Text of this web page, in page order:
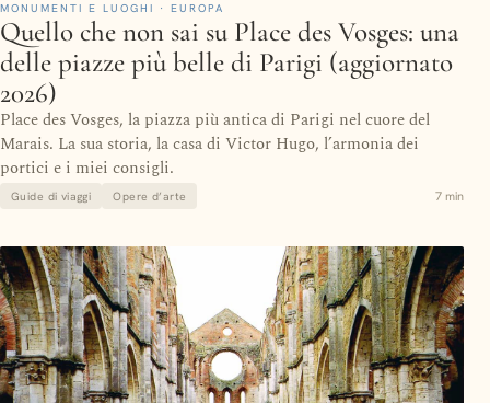
MONUMENTI E LUOGHI · EUROPA
Quello che non sai su Place des Vosges: una
delle piazze più belle di Parigi (aggiornato
2026)
Place des Vosges, la piazza più antica di Parigi nel cuore del
Marais. La sua storia, la casa di Victor Hugo, l’armonia dei
portici e i miei consigli.
Guide di viaggi Opere d’arte 7 min